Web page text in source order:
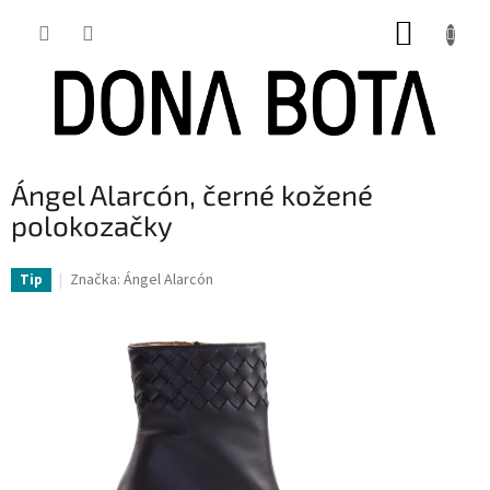
Ángel Alarcón, černé kožené
polokozačky
Tip Značka: Ángel Alarcón